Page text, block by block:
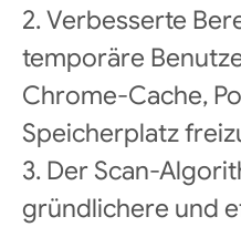
2. Verbesserte
temporäre
Chrome-Cache,
Speicherplatz
3. Der Scan-
gründlichere und